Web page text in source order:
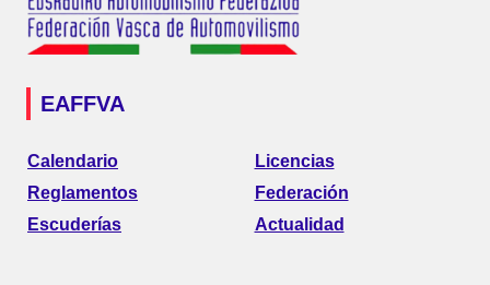
EAFFVA
Calendario
Reglamentos
Escuderías
Licencias
Federación
Actualidad